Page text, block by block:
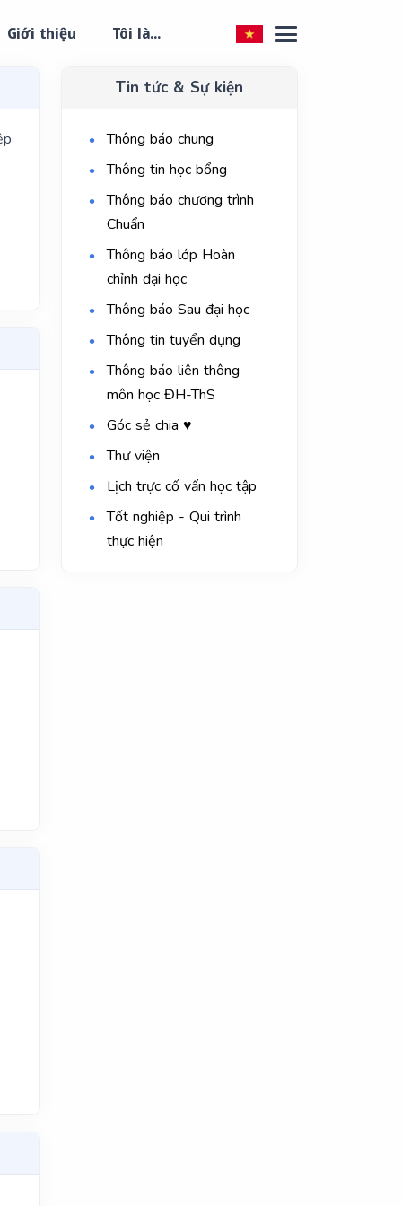
Giới thiệu Tôi là...
Tin tức & Sự kiện
Thông báo chung
Thông tin học bổng
Thông báo chương trình
Chuẩn
Thông báo lớp Hoàn
chỉnh đại học
Thông báo Sau đại học
Thông tin tuyển dụng
Thông báo liên thông
môn học ĐH-ThS
Góc sẻ chia ♥
Thư viện
Lịch trực cố vấn học tập
Tốt nghiệp - Qui trình
thực hiện